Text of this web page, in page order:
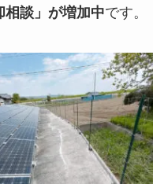
談」が増加中です。